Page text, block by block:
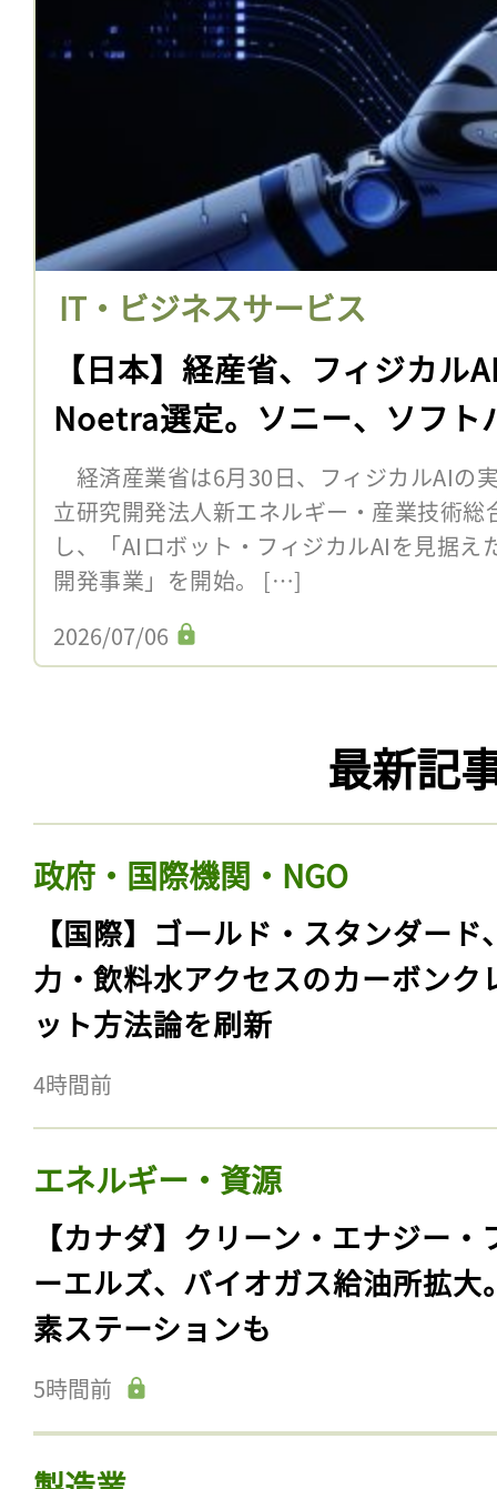
IT・ビジネスサービス
【日本】経産省、フィジカル
Noetra選定。ソニー、ソフト
経済産業省は6月30日、フィジカルAIの
立研究開発法人新エネルギー・産業技術総
し、「AIロボット・フィジカルAIを見据え
開発事業」を開始。 […]
2026/07/06
最新記
政府・国際機関・NGO
【国際】ゴールド・スタンダード
力・飲料水アクセスのカーボンク
ット方法論を刷新
4時間前
エネルギー・資源
【カナダ】クリーン・エナジー・
ーエルズ、バイオガス給油所拡大
素ステーションも
5時間前